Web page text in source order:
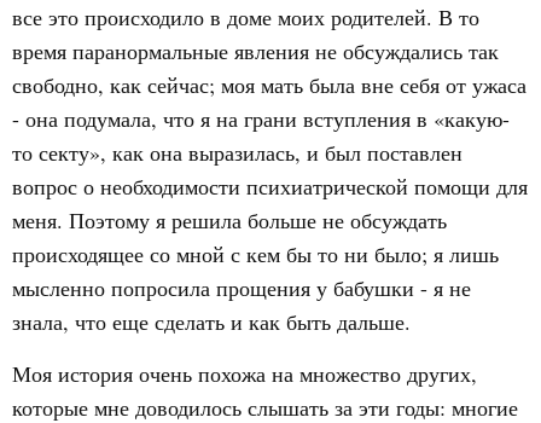
все это происходило в доме моих родителей. В то
время паранормальные явления не обсуждались так
свободно, как сейчас; моя мать была вне себя от ужаса
- она подумала, что я на грани вступления в «какую-
то секту», как она выразилась, и был поставлен
вопрос о необходимости психиатрической помощи для
меня. Поэтому я решила больше не обсуждать
происходящее со мной с кем бы то ни было; я лишь
мысленно попросила прощения у бабушки - я не
знала, что еще сделать и как быть дальше.
Моя история очень похожа на множество других,
которые мне доводилось слышать за эти годы: многие